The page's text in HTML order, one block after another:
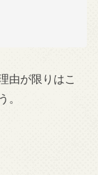
由が限りはこ
。